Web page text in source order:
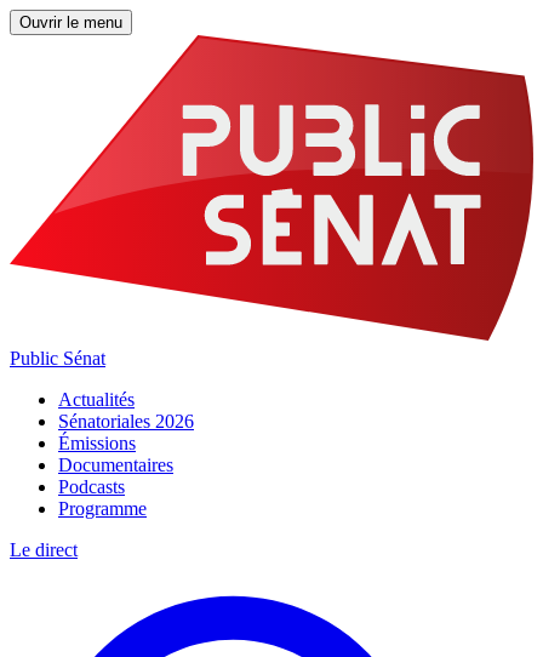
Ouvrir le menu
Public Sénat
Actualités
Sénatoriales 2026
Émissions
Documentaires
Podcasts
Programme
Le direct